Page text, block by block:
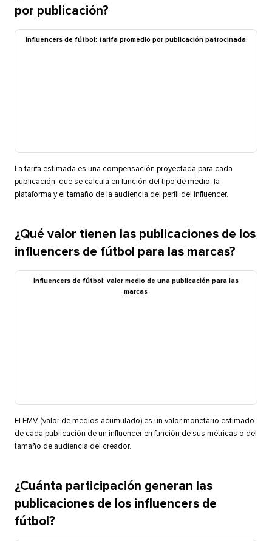
por publicación?​​
Influencers de fútbol: tarifa promedio por publicación patrocinada​​
La tarifa estimada es una compensación proyectada para cada
publicación, que se calcula en función del tipo de medio, la
plataforma y el tamaño de la audiencia del perfil del influencer.​​
¿Qué valor tienen las publicaciones de los
influencers de fútbol para las marcas?​​
Influencers de fútbol: valor medio de una publicación para las
marcas​​
El EMV (valor de medios acumulado) es un valor monetario estimado
de cada publicación de un influencer en función de sus métricas o del
tamaño de audiencia del creador.​​
¿Cuánta participación generan las
publicaciones de los influencers de
fútbol?​​